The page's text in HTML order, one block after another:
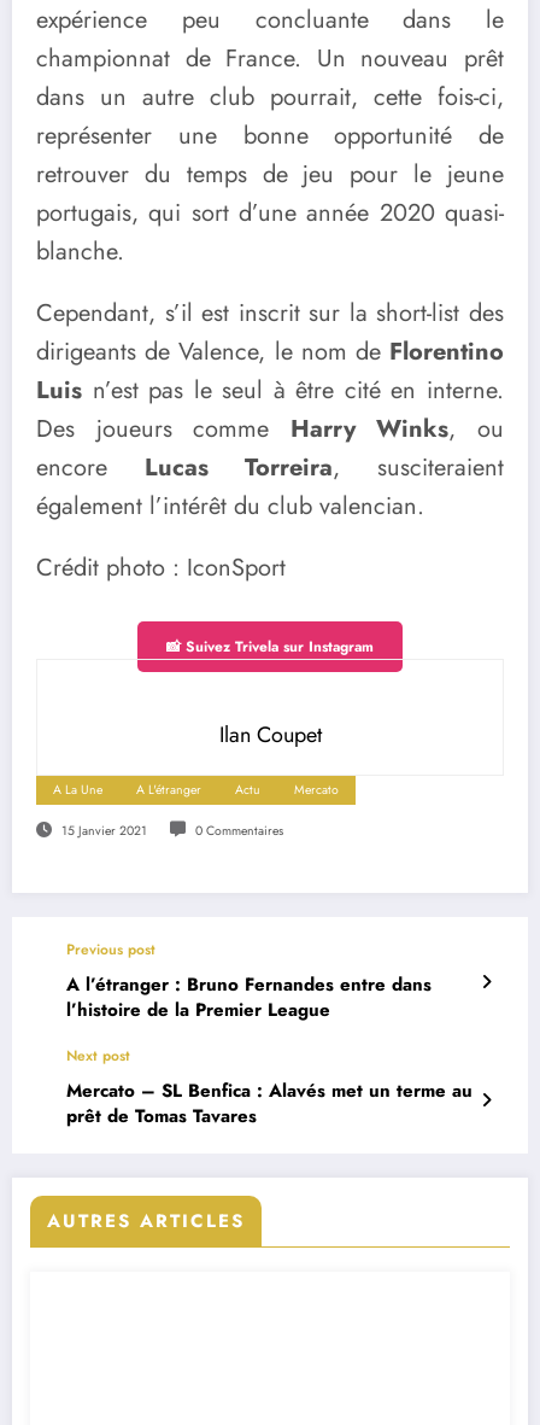
expérience peu concluante dans le
championnat de France. Un nouveau prêt
dans un autre club pourrait, cette fois-ci,
représenter une bonne opportunité de
retrouver du temps de jeu pour le jeune
portugais, qui sort d’une année 2020 quasi-
blanche.
Cependant, s’il est inscrit sur la short-list des
dirigeants de Valence, le nom de Florentino
Luis n’est pas le seul à être cité en interne.
Des joueurs comme Harry Winks, ou
encore Lucas Torreira, susciteraient
également l’intérêt du club valencian.
Crédit photo : IconSport
📸 Suivez Trivela sur Instagram
Ilan Coupet
A La Une A L'étranger Actu Mercato
15 Janvier 2021 0 Commentaires
Previous post
A l’étranger : Bruno Fernandes entre dans
l’histoire de la Premier League
Next post
Mercato – SL Benfica : Alavés met un terme au
prêt de Tomas Tavares
AUTRES ARTICLES